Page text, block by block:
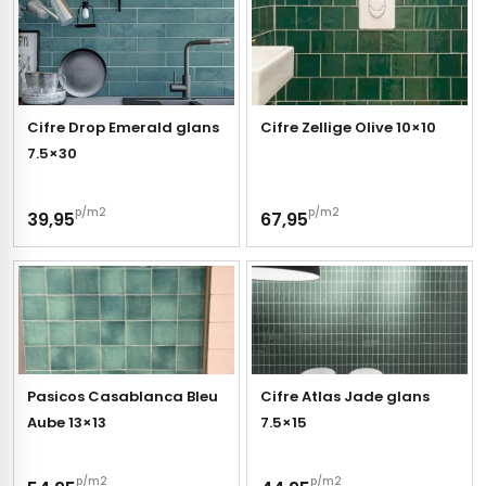
Cifre Drop Emerald glans
7.5×30
39,95p/m2
Cifre Zellige Olive 10×10
67,95p/m2
Pasicos Casablanca Bleu
Aube 13×13
p/m2
Cifre Atlas Jade glans
7.5×15
p/m2